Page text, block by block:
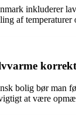
inkluderer
af
bolig bør man
at være